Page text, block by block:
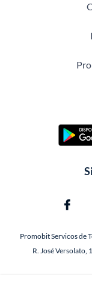
Promobit Servicos de
R. José Versolato,